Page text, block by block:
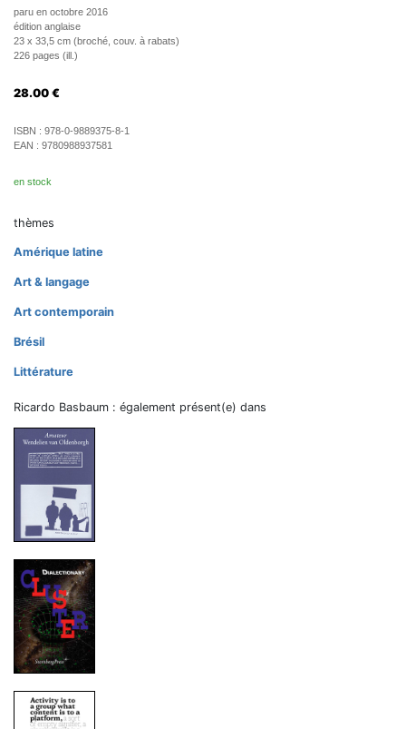
paru en octobre 2016
édition anglaise
23 x 33,5 cm (broché, couv. à rabats)
226 pages (ill.)
28.00 €
ISBN : 978-0-9889375-8-1
EAN : 9780988937581
en stock
thèmes
Amérique latine
Art & langage
Art contemporain
Brésil
Littérature
Ricardo Basbaum : également présent(e) dans